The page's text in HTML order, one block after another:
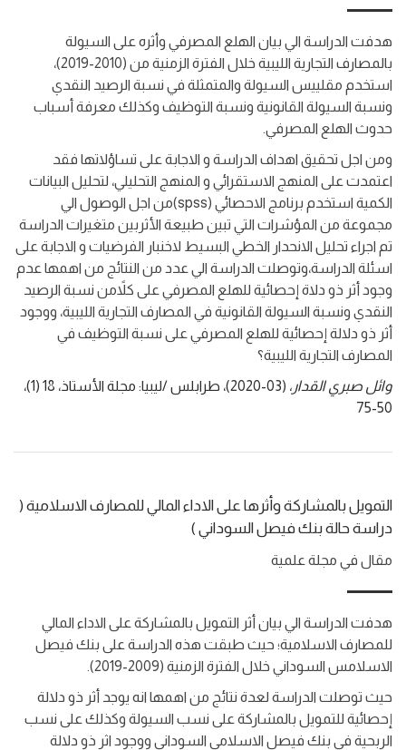
هدفت الدراسة الي بيان الهلع المصرفي وأثره على السيولة
بالمصارف التجارية الليبية خلال الفترة الزمنية من (2010-2019)،
استخدم مقلييس السيولة والمتمثلة في نسبة الرصيد النقدي
ونسبة السيولة القانونية ونسبة التوظيف وكذلك معرفة أسباب
حدوث الهلع المصرفي.
ومن اجل تحقيق اهداف الدراسة و الاجابة على تساؤلاتها فقد
اعتمدت على المنهج الاستقرائي و المنهج التحليلي، لتحليل البيانات
الكمية استخدم برنامج الاحصائي (spss)من اجل الوصول الي
مجموعة من المؤشرات التي تبين طبيعة الأثربين متغيرات الدراسة
تم اجراء تحليل الانحدار الخطي البسيط لاخنبار الفرضيات و الاجابة على
اسئلة الدراسة،وتوصلت الدراسة الي عدد من النتائج من اهمها عدم
وجود أثر ذو دلاة إحصائية للهلع المصرفي على كلاًمن نسبة الرصيد
النقدي ونسبة السيولة القانونية في المصارف التجارية الليبية، ووجود
أثر ذو دلالة إحصائية للهلع المصرفي على نسبة التوظيف في
المصارف التجارية الليبية؟
وائل صبري القدار، (03-2020)، طرابلس /ليبيا: مجلة الأستاذ، 18
(1)،
50-75
التمويل بالمشاركة وأثرها على الاداء المالي للمصارف الاسلامية (
دراسة حالة بنك فيصل السوداني )
مقال في مجلة علمية
هدفت الدراسة الي بيان أثر التمويل بالمشاركة على الاداء المالي
للمصارف الاسلامية؛ حيث طبقت هذه الدراسة على بنك فيصل
الاسلامس السوداني خلال الفترة الزمنية (2009-2019).
حيث توصلت الدراسة لعدة نتائج من اهمها انه يوجد أثر ذو دلالة
إحصائية للتمويل بالمشاركة على نسب السيولة وكذلك على نسب
الربحية في بنك فيصل الاسلامي السوداني ووجود اثر ذو دلالة